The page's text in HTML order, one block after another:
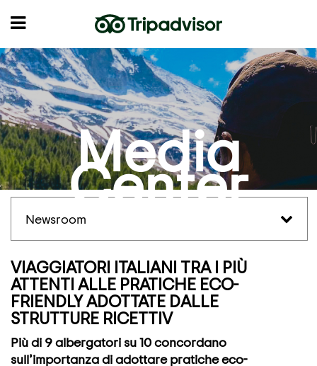
Media
Center
Newsroom
VIAGGIATORI ITALIANI TRA I PIÙ
ATTENTI ALLE PRATICHE ECO-
FRIENDLY ADOTTATE DALLE
STRUTTURE RICETTIV
Più di 9 albergatori su 10 concordano
sull’importanza di adottare pratiche eco-